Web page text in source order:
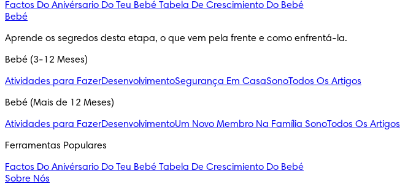
Factos Do Anivérsario Do Teu Bebé Tabela De Crescimiento Do Bebé
Bebé
Aprende os segredos desta etapa, o que vem pela frente e como enfrentá-la.
Bebé (3-12 Meses)
Atividades para FazerDesenvolvimentoSegurança Em CasaSonoTodos Os Artigos
Bebé (Mais de 12 Meses)
Atividades para FazerDesenvolvimentoUm Novo Membro Na Família SonoTodos Os Artigos
Ferramentas Populares
Factos Do Anivérsario Do Teu Bebé Tabela De Crescimiento Do Bebé
Sobre Nós